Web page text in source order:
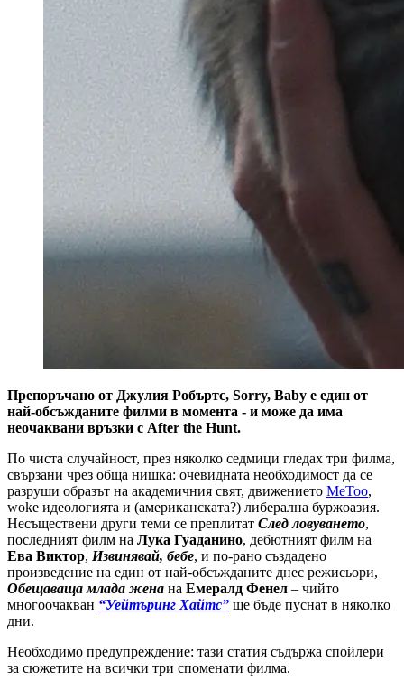
Препоръчано от Джулия Робъртс, Sorry, Baby е един от
най-обсъжданите филми в момента - и може да има
неочаквани връзки с After the Hunt.
По чиста случайност, през няколко седмици гледах три филма,
свързани чрез обща нишка: очевидната необходимост да се
разруши образът на академичния свят, движението MeToo,
woke идеологията и (американската?) либерална буржоазия.
Несъществени други теми се преплитат След ловуването,
последният филм на Лука Гуаданино, дебютният филм на
Ева Виктор, Извинявай, бебе, и по-рано създадено
произведение на един от най-обсъжданите днес режисьори,
Обещаваща млада жена на Емералд Фенел – чийто
многоочакван “Уейтъринг Хайтс” ще бъде пуснат в няколко
дни.
Необходимо предупреждение: тази статия съдържа спойлери
за сюжетите на всички три споменати филма.